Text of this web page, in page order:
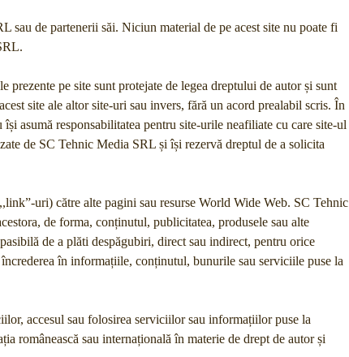
sau de partenerii săi. Niciun material de pe acest site nu poate fi
pe site sunt protejate de legea dreptului de autor și sunt
site ale altor site-uri sau invers, fără un acord prealabil scris. În
asumă responsabilitatea pentru site-urile neafiliate cu care site-ul
de SC Tehnic Media SRL și își rezervă dreptul de a solicita
uri) către alte pagini sau resurse World Wide Web. SC Tehnic
de forma, conținutul, publicitatea, produsele sau alte
de a plăti despăgubiri, direct sau indirect, pentru orice
în informațiile, conținutul, bunurile sau serviciile puse la
accesul sau folosirea serviciilor sau informațiilor puse la
românească sau internațională în materie de drept de autor și